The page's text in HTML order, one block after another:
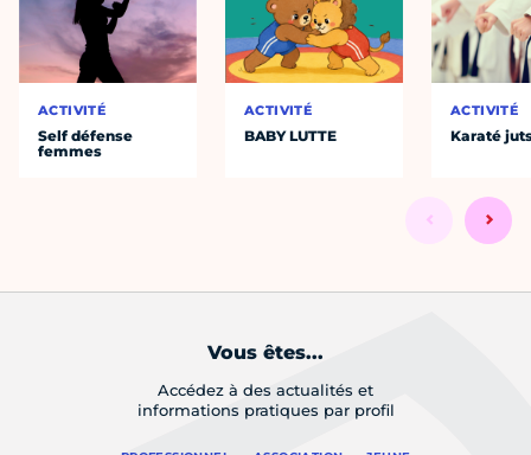
ACTIVITÉ
Self défense
femmes
ACTIVITÉ
BABY LUTTE
ACTIVITÉ
Karaté
Vous êtes...
Accédez à des actualités et
informations pratiques par profil